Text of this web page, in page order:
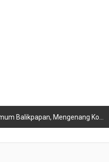
Mengenang Koin yang Menghubungkan Rindu